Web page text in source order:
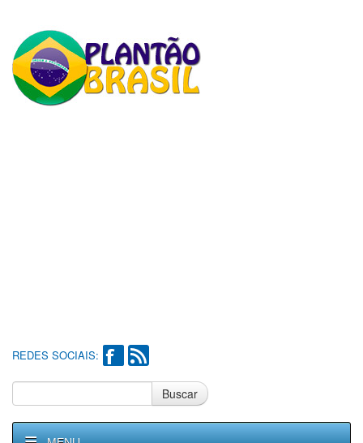
REDES SOCIAIS:
Buscar